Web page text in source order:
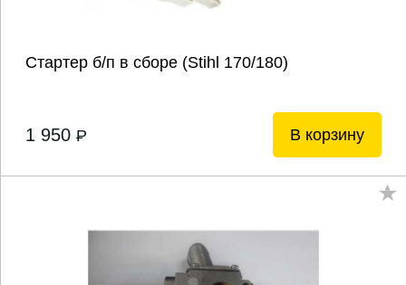
Стартер б/п в сборе (Stihl 170/180)
1 950 P В корзину